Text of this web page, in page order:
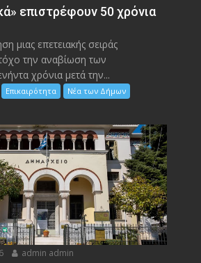
επιστρέφουν 50 χρόνια
μιας επετειακής σειράς
την αναβίωση των
χρόνια μετά την...
Επικαιρότητα
Νέα των Δήμων
admin admin